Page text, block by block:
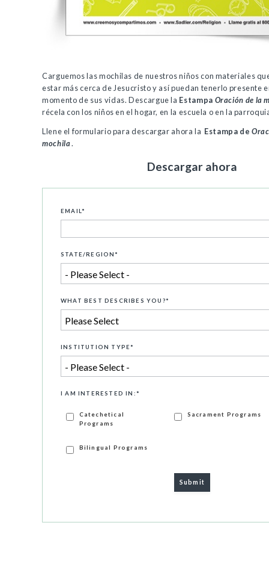
Carguemos las mochilas de nuestros niños con materiales
estar más cerca de Jesucristo y así puedan tenerlo presente
momento de sus vidas. Descargue la Estampa Oración de la
récela con los niños en el hogar, en la escuela o en la
Llene el formulario para descargar ahora la Estampa de
mochila.
Descargar ahora
EMAIL *
STATE/REGION*
WHAT BEST DESCRIBES YOU?*
INSTITUTION TYPE*
I AM INTERESTED IN:*
Catechetical
Programs
Sacrament Programs
Bilingual Programs